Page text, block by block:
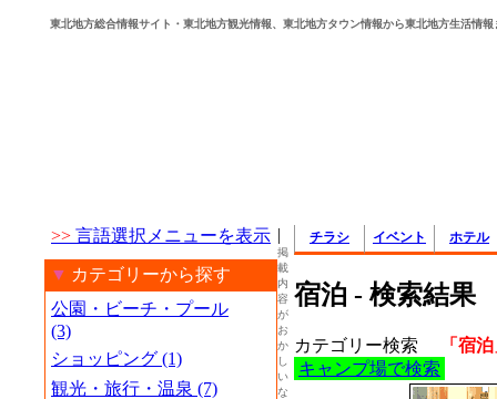
東北地方総合情報サイト・東北地方観光情報、東北地方タウン情報から東北地方生活情報
>> 言語選択メニューを表示
▼ カテゴリーから探す
公園・ビーチ・プール
(3)
ショッピング (1)
観光・旅行・温泉 (7)
チラシ イベント ホテル
宿泊 - 検索結果
カテゴリー検索
「宿
キャンプ場で検索
|
掲
載
内
容
が
お
か
し
い
な